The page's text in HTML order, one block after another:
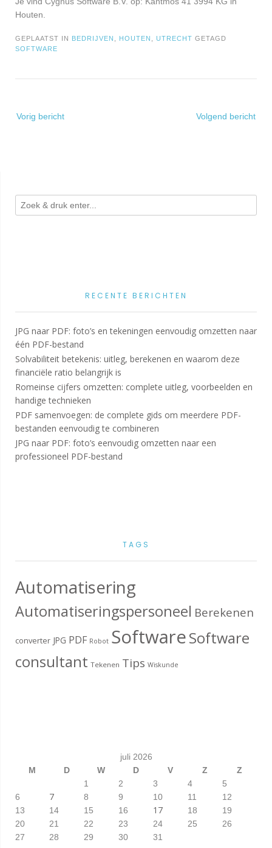
Houten.
GEPLAATST IN BEDRIJVEN , HOUTEN , UTRECHT GETAGD
SOFTWARE
navigatie
Vorig bericht Volgend bericht
RECENTE BERICHTEN
JPG naar PDF: foto’s en tekeningen eenvoudig omzetten naar
één PDF-bestand
Solvabiliteit betekenis: uitleg, berekenen en waarom deze
financiële ratio belangrijk is
Romeinse cijfers omzetten: complete uitleg, voorbeelden en
handige technieken
PDF samenvoegen: de complete gids om meerdere PDF-
bestanden eenvoudig te combineren
JPG naar PDF: foto’s eenvoudig omzetten naar een
professioneel PDF-bestand
TAGS
Automatisering
Automatiseringspersoneel Berekenen
converter JPG PDF Robot SoftwareSoftware
consultant Tekenen Tips Wiskunde
juli 2026
M
D W D V Z
Z
1
2 3 4
5
6
7 8 9 10 11
12
13
14 15 16 17 18
19
20
21 22 23 24 25
26
27
28 29 30 31